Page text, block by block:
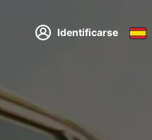
Identificarse